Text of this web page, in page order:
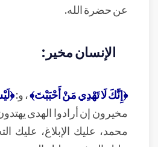
عن حضرة الله.
الإنسان مخير:
﴿إِنَّكَ لَا تَهْدِي مَنْ أَحْبَبْتَ﴾، و:
مخيرون إن أرادوا الهدى
محمد، عليك الإبلاغ، عليك